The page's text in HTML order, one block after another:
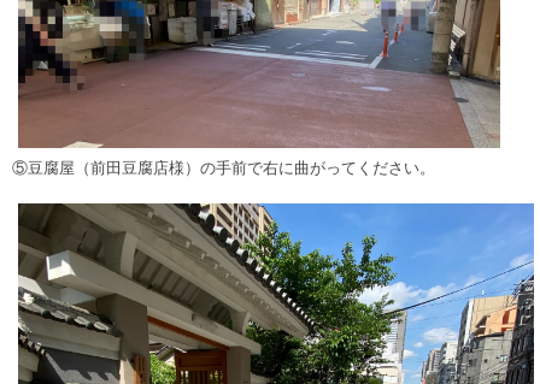
⑤豆腐屋（前田豆腐店様）の手前で右に曲がってください。